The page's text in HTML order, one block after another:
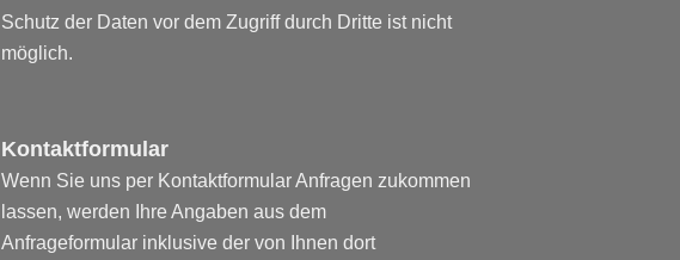
Schutz der Daten vor dem Zugriff durch Dritte ist nicht
möglich.
Kontaktformular
Wenn Sie uns per Kontaktformular Anfragen zukommen
lassen, werden Ihre Angaben aus dem
Anfrageformular inklusive der von Ihnen dort